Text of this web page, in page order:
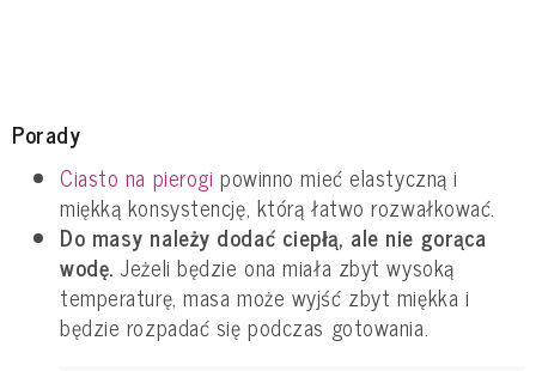
Porady
Ciasto na pierogi powinno mieć elastyczną i
miękką konsystencję, którą łatwo rozwałkować.
Do masy należy dodać ciepłą, ale nie gorąca
wodę. Jeżeli będzie ona miała zbyt wysoką
temperaturę, masa może wyjść zbyt miękka i
będzie rozpadać się podczas gotowania.